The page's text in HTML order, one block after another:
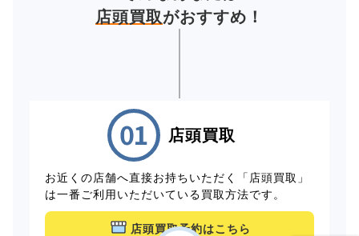
店頭買取がおすすめ！
店頭買取
お近くの店舗へ直接お持ちいただく「店頭買取」
は一番ご利用いただいている買取方法です。
店頭買取予約はこちら